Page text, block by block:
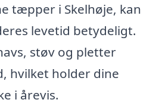
tæpper i Skelhøje, kan
levetid betydeligt.
støv og pletter
hvilket holder dine
i årevis.